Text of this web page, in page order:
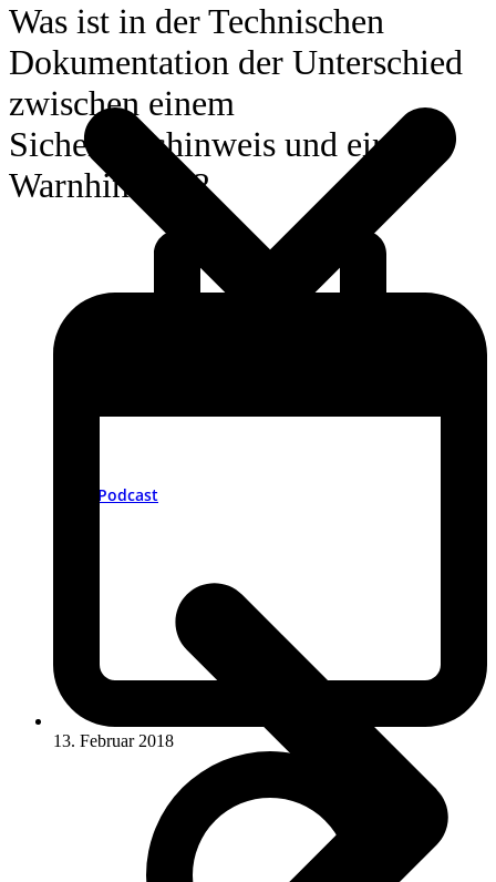
Podcast
Was ist in der Technischen
Dokumentation der Unterschied
zwischen einem
Sicherheitshinweis und einem
Warnhinweis?
13. Februar 2018